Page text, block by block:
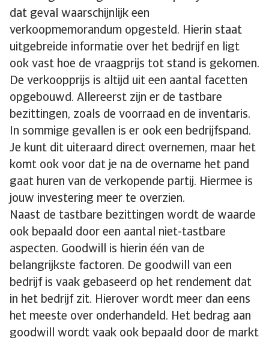
dat geval waarschijnlijk een
verkoopmemorandum opgesteld. Hierin staat
uitgebreide informatie over het bedrijf en ligt
ook vast hoe de vraagprijs tot stand is gekomen.
De verkoopprijs is altijd uit een aantal facetten
opgebouwd. Allereerst zijn er de tastbare
bezittingen, zoals de voorraad en de inventaris.
In sommige gevallen is er ook een bedrijfspand.
Je kunt dit uiteraard direct overnemen, maar het
komt ook voor dat je na de overname het pand
gaat huren van de verkopende partij. Hiermee is
jouw investering meer te overzien.
Naast de tastbare bezittingen wordt de waarde
ook bepaald door een aantal niet-tastbare
aspecten. Goodwill is hierin één van de
belangrijkste factoren. De goodwill van een
bedrijf is vaak gebaseerd op het rendement dat
in het bedrijf zit. Hierover wordt meer dan eens
het meeste over onderhandeld. Het bedrag aan
goodwill wordt vaak ook bepaald door de markt